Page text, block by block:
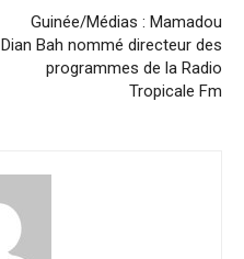
Guinée/Médias : Mamadou
Dian Bah nommé directeur des
programmes de la Radio
Tropicale Fm